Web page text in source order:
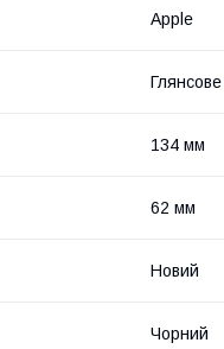
Apple
Глянсове
134 мм
62 мм
Новий
Чорний